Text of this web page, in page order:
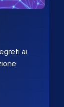
ai